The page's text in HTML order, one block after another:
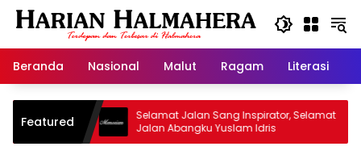
Langsung
Beranda
Nasional Malut Ragam Literasi
Featured
Warisan
Selamat Jalan Sang Inspirator, Selamat
Jalan Abangku Yuslam Idris